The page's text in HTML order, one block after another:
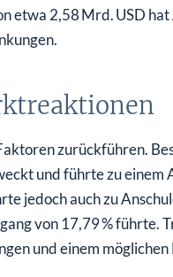
etwa 2,58 Mrd. USD
zurückführen.
und führte zu einem
jedoch auch zu
von 17,79 % führte.
und einem möglichen